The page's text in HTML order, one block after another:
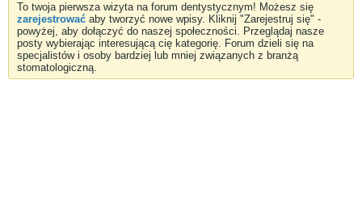
To twoja pierwsza wizyta na forum dentystycznym! Możesz się
zarejestrować aby tworzyć nowe wpisy. Kliknij "Zarejestruj się" -
powyżej, aby dołączyć do naszej społeczności. Przeglądaj nasze
posty wybierając interesującą cię kategorię. Forum dzieli się na
specjalistów i osoby bardziej lub mniej związanych z branżą
stomatologiczną.